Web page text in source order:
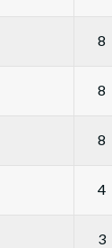
8
8
8
4
3